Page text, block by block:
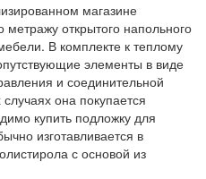
магазине
открытого напольного
В комплекте к теплому
элементы в виде
и соединительной
она покупается
купить подложку для
изготавливается в
с основой из